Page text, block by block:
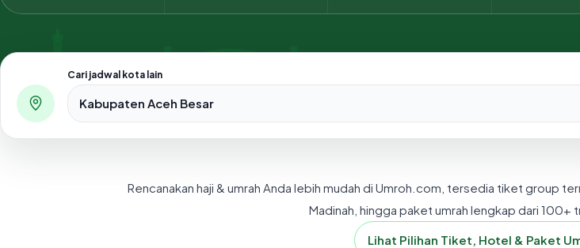
Cari jadwal kota lain
Pilih salah satu dari 500+ kota dan kabupaten di Indonesia.
Rencanakan haji & umrah Anda lebih mudah di Umroh.com, tersedia tiket group
Madinah, hingga paket umrah lengkap dari 100+
Lihat Pilihan Tiket, Hotel & Paket